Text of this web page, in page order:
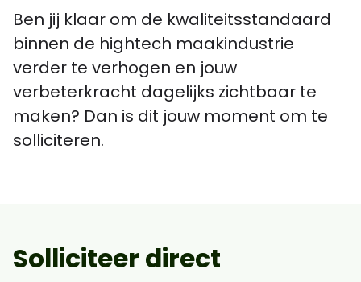
Ben jij klaar om de kwaliteitsstandaard
binnen de hightech maakindustrie
verder te verhogen en jouw
verbeterkracht dagelijks zichtbaar te
maken? Dan is dit jouw moment om te
solliciteren.
Solliciteer direct